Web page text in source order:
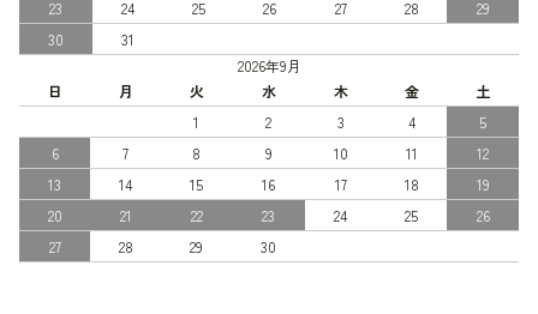
23
24 25 26 27 28
29
30
31
2026年9月
日
月 火 水 木 金
土
1
2 3 4
5
6
7 8 9 10 11
12
13
14 15 16 17 18
19
20
21 22 23 24 25
26
27
28 29 30